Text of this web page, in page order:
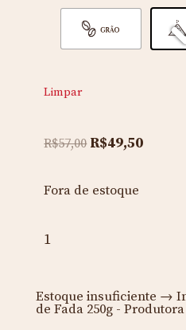
Limpar
R$57,00 Original
was:
R$49,50Current
Fora de estoque
1
Estoque insuficiente →
de Fada 250g -